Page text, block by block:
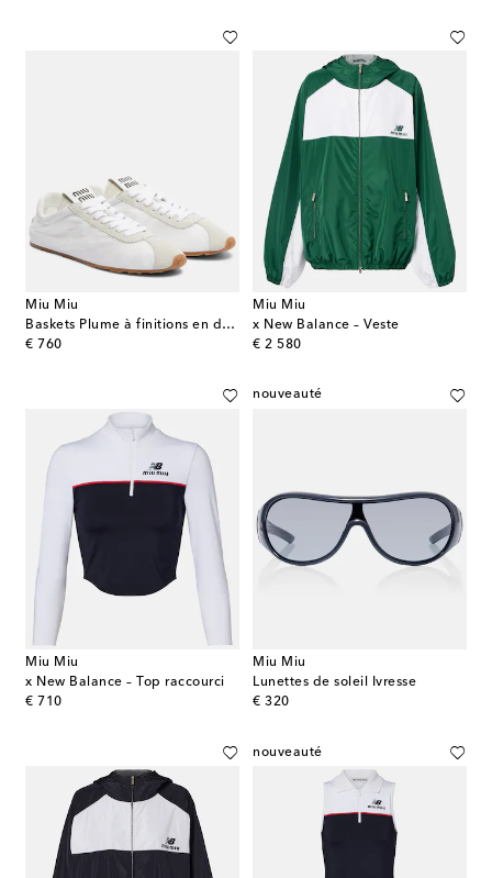
Miu Miu
Baskets Plume à finitions en daim
€ 760
original price
Miu Miu
x New Balance – Veste
€ 2 580
original price
Miu Miu
x New Balance – Top raccourci
€ 710
original price
nouveauté
Miu Miu
Lunettes de soleil Ivresse
€ 320
original price
nouveauté